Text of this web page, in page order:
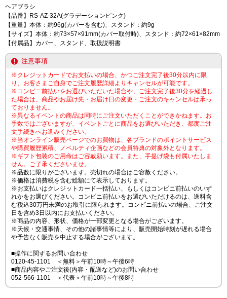
ヘアブラシ
【品番】RS-AZ-32A(グラデーションピンク)
【重量】本体：約96g(カバーを含む)、スタンド：約9g
【サイズ】本体：約73×57×91mm(カバー取付時)、スタンド：約72×61×82mm
【付属品】カバー、スタンド、取扱説明書
注意事項
※クレジットカードでお支払いの場合、かつご注文完了後30分以内に限
り、お客さまご自身でご注文履歴詳細よりキャンセルが可能です。
※コンビニ前払いをお選びいただいた場合や、ご注文完了後30分を経過し
た場合は、商品やお届け先・お届け日の変更・ご注文のキャンセルは承っ
ておりません。
※異なるイベントの商品は同時にご注文いただくことができかねます。お
手数ではございますが、イベントごとに商品をお選びいただき、都度ご注
文手続きへお進みください。
※当オンライン販売ページでのお買物は、各ブランドのポイントサービス
や購買履歴累積、ノベルティ企画などの会員特典の対象外となります。
※ギフト包装のご用命はご容赦願います。また、手提げ袋も付属いたしま
せん。ご了承くださいませ。
※品数に限りがございます。売切れの場合はご容赦ください。
※価格は消費税を含む総額にて表示しております。
※お支払いはクレジットカード一括払い、もしくはコンビニ前払いのいず
れかをお選びください。コンビニ前払いをお選びいただけるのは、送料含
む税込30万円未満のお取引に限られます。コンビニ前払いの場合、ご注文
日を含め3日以内にお支払いください。
※商品の内容、形状、価格が一部変更となる場合がございます。
※天候・交通事情、その他の諸事情等により、販売開始時刻が遅れる場合
や予告なく販売を中止する場合がございます。
■操作に関するお問い合わせ
0120-45-1101 ＜無料＞午前10時～午後6時
■商品内容やご注文後(内容・配送など)のお問い合わせ
052-566-1101 ＜代表＞午前10時～午後8時